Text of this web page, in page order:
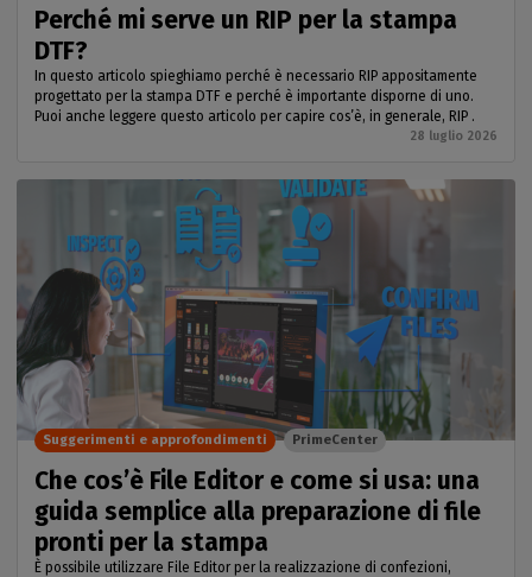
Perché mi serve un RIP per la stampa
DTF?
In questo articolo spieghiamo perché è necessario RIP appositamente
progettato per la stampa DTF e perché è importante disporne di uno.
Puoi anche leggere questo articolo per capire cos’è, in generale, RIP .
28 luglio 2026
Che cos’è File Editor e come si usa: una
guida semplice alla preparazione di file
pronti per la stampa
È possibile utilizzare File Editor per la realizzazione di confezioni,
Suggerimenti e approfondimenti PrimeCenter